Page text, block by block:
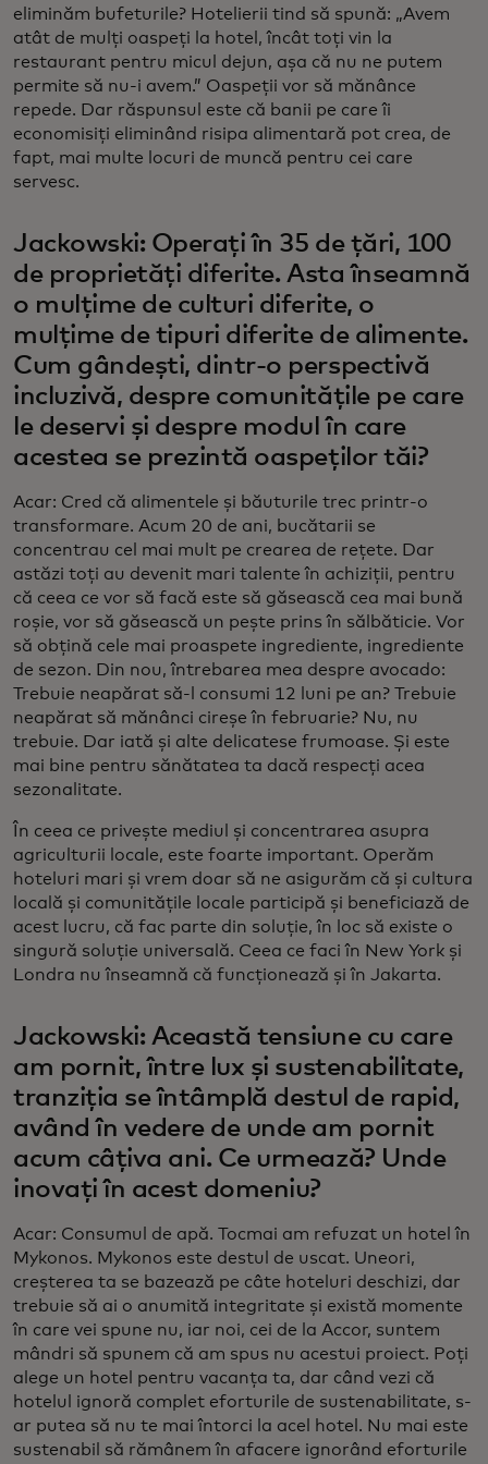
eliminăm bufeturile? Hotelierii tind să spună: „Avem
atât de mulți oaspeți la hotel, încât toți vin la
restaurant pentru micul dejun, așa că nu ne putem
permite să nu-i avem.” Oaspeții vor să mănânce
repede. Dar răspunsul este că banii pe care îi
economisiți eliminând risipa alimentară pot crea, de
fapt, mai multe locuri de muncă pentru cei care
servesc.
Jackowski: Operați în 35 de țări, 100
de proprietăți diferite. Asta înseamnă
o mulțime de culturi diferite, o
mulțime de tipuri diferite de alimente.
Cum gândești, dintr-o perspectivă
incluzivă, despre comunitățile pe care
le deservi și despre modul în care
acestea se prezintă oaspeților tăi?
Acar: Cred că alimentele și băuturile trec printr-o
transformare. Acum 20 de ani, bucătarii se
concentrau cel mai mult pe crearea de rețete. Dar
astăzi toți au devenit mari talente în achiziții, pentru
că ceea ce vor să facă este să găsească cea mai bună
roșie, vor să găsească un pește prins în sălbăticie. Vor
să obțină cele mai proaspete ingrediente, ingrediente
de sezon. Din nou, întrebarea mea despre avocado:
Trebuie neapărat să-l consumi 12 luni pe an? Trebuie
neapărat să mănânci cireșe în februarie? Nu, nu
trebuie. Dar iată și alte delicatese frumoase. Și este
mai bine pentru sănătatea ta dacă respecți acea
sezonalitate.
În ceea ce privește mediul și concentrarea asupra
agriculturii locale, este foarte important. Operăm
hoteluri mari și vrem doar să ne asigurăm că și cultura
locală și comunitățile locale participă și beneficiază de
acest lucru, că fac parte din soluție, în loc să existe o
singură soluție universală. Ceea ce faci în New York și
Londra nu înseamnă că funcționează și în Jakarta.
Jackowski: Această tensiune cu care
am pornit, între lux și sustenabilitate,
tranziția se întâmplă destul de rapid,
având în vedere de unde am pornit
acum câțiva ani. Ce urmează? Unde
inovați în acest domeniu?
Acar: Consumul de apă. Tocmai am refuzat un hotel în
Mykonos. Mykonos este destul de uscat. Uneori,
creșterea ta se bazează pe câte hoteluri deschizi, dar
trebuie să ai o anumită integritate și există momente
în care vei spune nu, iar noi, cei de la Accor, suntem
mândri să spunem că am spus nu acestui proiect. Poți
alege un hotel pentru vacanța ta, dar când vezi că
hotelul ignoră complet eforturile de sustenabilitate, s-
ar putea să nu te mai întorci la acel hotel. Nu mai este
sustenabil să rămânem în afacere ignorând eforturile